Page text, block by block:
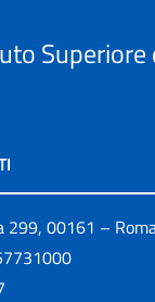
Superiore
299, 00161 –